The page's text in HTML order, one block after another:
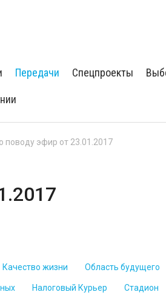
Передачи Спецпроекты
поводу эфир от 23.01.2017
Качество жизни Область будущего
Налоговый Курьер Стадион